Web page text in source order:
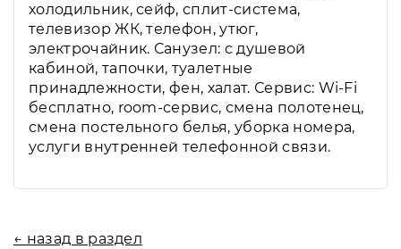
холодильник, сейф, сплит-система,
телевизор ЖК, телефон, утюг,
электрочайник. Санузел: с душевой
кабиной, тапочки, туалетные
принадлежности, фен, халат. Сервис: Wi-Fi
бесплатно, room-сервис, смена полотенец,
смена постельного белья, уборка номера,
услуги внутренней телефонной связи.
← назад в раздел